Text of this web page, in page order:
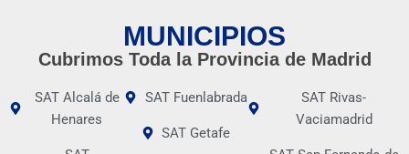
MUNICIPIOS
Cubrimos Toda la Provincia de Madrid
SAT Alcalá de
Henares
SAT Fuenlabrada
SAT Getafe
SAT Rivas-
Vaciamadrid